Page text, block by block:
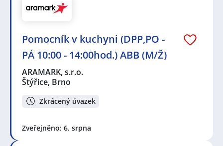
Pomocník v kuchyni (DPP,PO -
PÁ 10:00 - 14:00hod.) ABB (M/Ž)
ARAMARK, s.r.o.
Štýřice, Brno
Zkrácený úvazek
Zveřejněno: 6. srpna